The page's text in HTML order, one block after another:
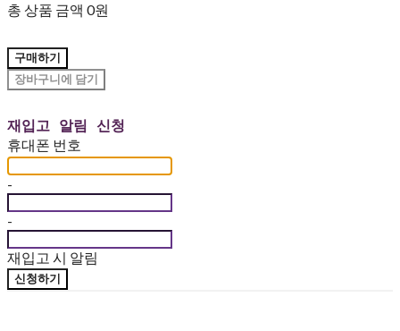
총 상품 금액 0원
구매하기
장바구니에 담기
재입고 알림 신청
휴대폰 번호
-
-
재입고 시 알림
신청하기